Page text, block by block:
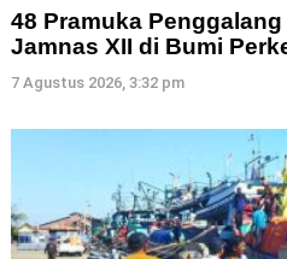
48 Pramuka
Jamnas XII di Bumi
7 Agustus 2026, 3:32 pm